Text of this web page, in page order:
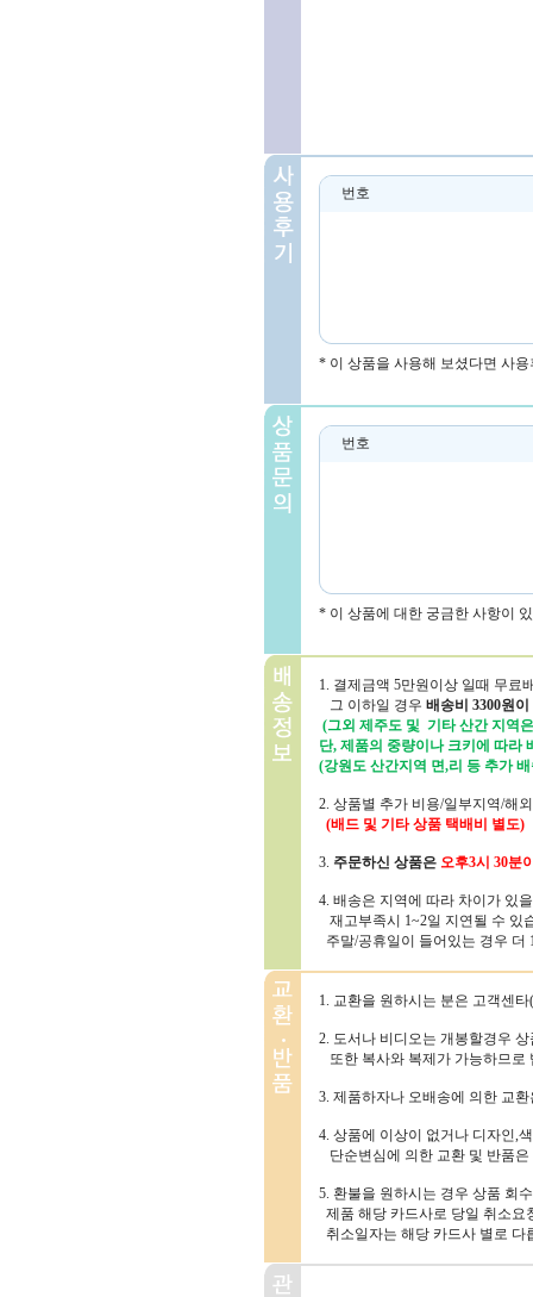
번호
* 이 상품을 사용해 보셨다면 사
번호
* 이 상품에 대한 궁금한 사항이
1. 결제금액 5만원이상 일때 무료
그 이하일 경우 배송비 3300원이
(그외 제주도 및 기타 산간 지역
단, 제품의 중량이나 크키에 따라
(강원도 산간지역 면,리 등 추가
2. 상품별 추가 비용/일부지역/해
(배드 및 기타 상품 택배비 별도)
3. 주문하신 상품은 오후3시 30분
4. 배송은 지역에 따라 차이가 있
재고부족시 1~2일 지연될 수 있
주말/공휴일이 들어있는 경우 더
1. 교환을 원하시는 분은 고객센
2. 도서나 비디오는 개봉할경우
또한 복사와 복제가 가능하므로
3. 제품하자나 오배송에 의한 교
4. 상품에 이상이 없거나 디자인,
단순변심에 의한 교환 및 반품
5. 환불을 원하시는 경우 상품 회
제품 해당 카드사로 당일 취소요
취소일자는 해당 카드사 별로 다